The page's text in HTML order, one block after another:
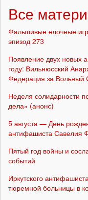
Все
Фальшивые елочные
эпизод 273
Появление двух новых
году: Вильнюсский
Федерация за Вольный
Неделя солидарности
дела» (анонс)
5 августа — День
антифашиста Савелия
Пятый год войны и
событий
Иркутского
тюремной больницы в